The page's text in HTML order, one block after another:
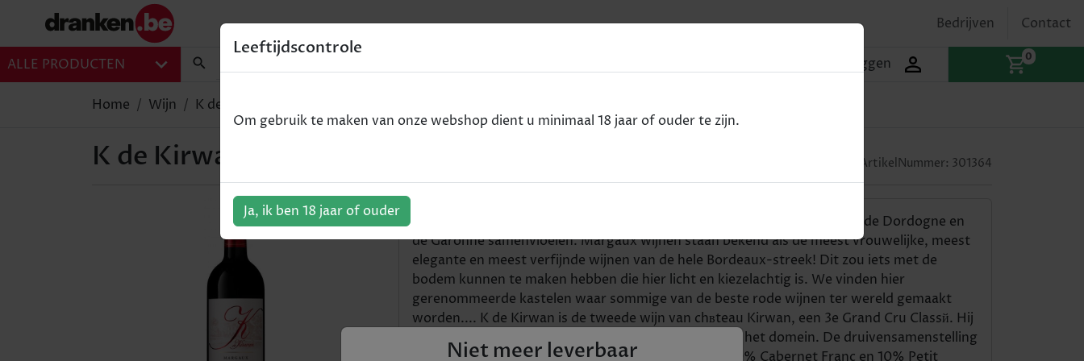
ALLE PRODUCTEN
Bedrijven Contact
Inloggen 0
Home Wijn K de Kirwan - Margaux - rood - 2016 - 75cl
K de Kirwan - Margaux - rood - 2016 - 75cl ArtikelNummer: 301364
Margaux is een gemeente in de Haut-Mйdoc, gelegen op de plaats waar de Dordogne en
de Garonne samenvloeien. Margaux wijnen staan bekend als de meest vrouwelijke, meest
elegante en meest verfijnde wijnen van de hele Bordeaux-streek! Dit zou iets met de
bodem kunnen te maken hebben die hier licht en kiezelachtig is. We vinden hier
gerenommeerde kastelen waar sommige van de beste rode wijnen ter wereld gemaakt
worden.... K de Kirwan is de tweede wijn van chвteau Kirwan, een 3e Grand Cru Classй. Hij
is meestal afkomstig van de jongere wijnstokken van het domein. De druivensamenstelling
bestaat uit 27% Cabernet Sauvignon, 53% Merlot, 10% Cabernet Franc en 10% Petit
Niet meer leverbaar
Leeftijdscontrole
Om gebruik te maken van onze webshop dient u minimaal 18 jaar of ouder te zijn.
Ja, ik ben 18 jaar of ouder